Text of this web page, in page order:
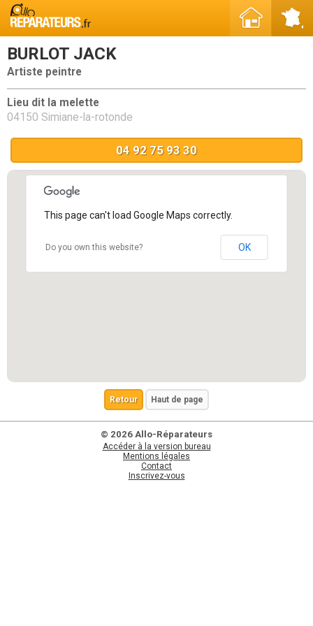
BURLOT JACK
Artiste peintre
Lieu dit la melette
04150 Simiane-la-rotonde
04 92 75 93 30
This page can't load Google Maps correctly.
Do you own this website? OK
Retour Haut de page
© 2026 Allo-Réparateurs
Accéder à la version bureau
Mentions légales
Contact
Inscrivez-vous